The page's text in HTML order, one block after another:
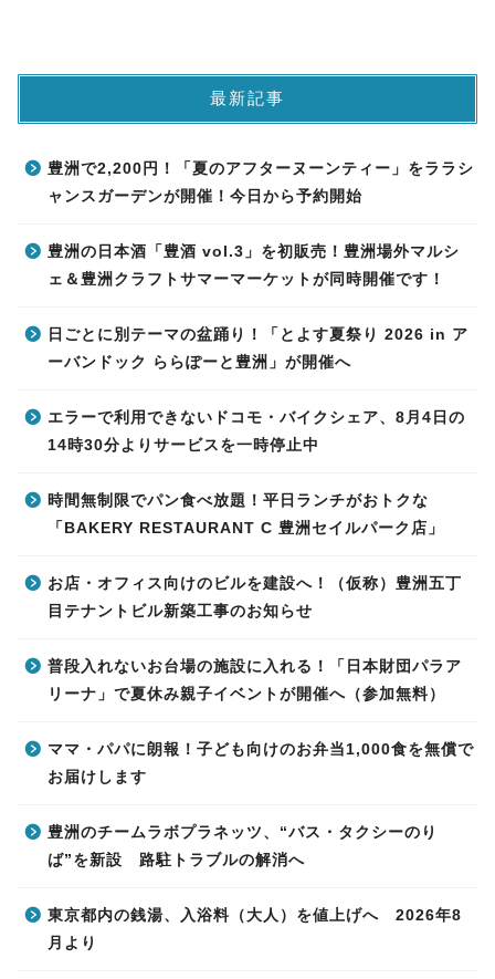
最新記事
豊洲で2,200円！「夏のアフターヌーンティー」をララシ
ャンスガーデンが開催！今日から予約開始
豊洲の日本酒「豊酒 vol.3」を初販売！豊洲場外マルシ
ェ＆豊洲クラフトサマーマーケットが同時開催です！
日ごとに別テーマの盆踊り！「とよす夏祭り 2026 in ア
ーバンドック ららぽーと豊洲」が開催へ
エラーで利用できないドコモ・バイクシェア、8月4日の
14時30分よりサービスを一時停止中
時間無制限でパン食べ放題！平日ランチがおトクな
「BAKERY RESTAURANT C 豊洲セイルパーク店」
お店・オフィス向けのビルを建設へ！（仮称）豊洲五丁
目テナントビル新築工事のお知らせ
普段入れないお台場の施設に入れる！「日本財団パラア
リーナ」で夏休み親子イベントが開催へ（参加無料）
ママ・パパに朗報！子ども向けのお弁当1,000食を無償で
お届けします
豊洲のチームラボプラネッツ、“バス・タクシーのり
ば”を新設 路駐トラブルの解消へ
東京都内の銭湯、入浴料（大人）を値上げへ 2026年8
月より